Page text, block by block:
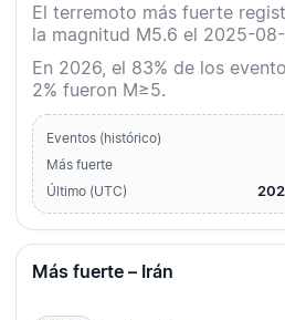
El terremoto más fuerte
la magnitud M5.6 el 2025-
En 2026, el 83% de los
2% fueron M≥5.
Eventos (histórico)
Más fuerte
Último (UTC)
Más fuerte – Irán